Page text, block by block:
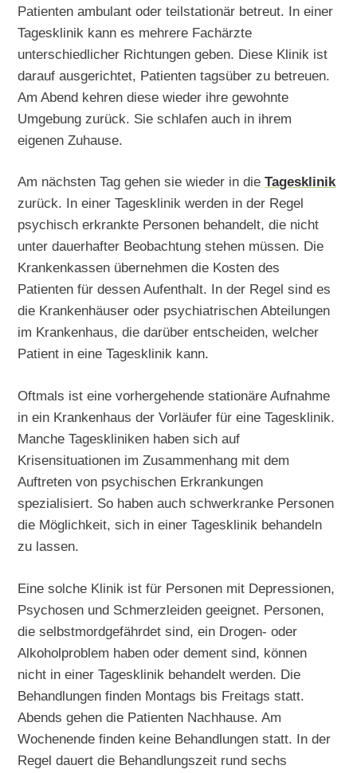
Patienten ambulant oder teilstationär betreut. In einer
Tagesklinik kann es mehrere Fachärzte
unterschiedlicher Richtungen geben. Diese Klinik ist
darauf ausgerichtet, Patienten tagsüber zu betreuen.
Am Abend kehren diese wieder ihre gewohnte
Umgebung zurück. Sie schlafen auch in ihrem
eigenen Zuhause.
Am nächsten Tag gehen sie wieder in dieTagesklinik
zurück. In einer Tagesklinik werden in der Regel
psychisch erkrankte Personen behandelt, die nicht
unter dauerhafter Beobachtung stehen müssen. Die
Krankenkassen übernehmen die Kosten des
Patienten für dessen Aufenthalt. In der Regel sind es
die Krankenhäuser oder psychiatrischen Abteilungen
im Krankenhaus, die darüber entscheiden, welcher
Patient in eine Tagesklinik kann.
Oftmals ist eine vorhergehende stationäre Aufnahme
in ein Krankenhaus der Vorläufer für eine Tagesklinik.
Manche Tageskliniken haben sich auf
Krisensituationen im Zusammenhang mit dem
Auftreten von psychischen Erkrankungen
spezialisiert. So haben auch schwerkranke Personen
die Möglichkeit, sich in einer Tagesklinik behandeln
zu lassen.
Eine solche Klinik ist für Personen mit Depressionen,
Psychosen und Schmerzleiden geeignet. Personen,
die selbstmordgefährdet sind, ein Drogen- oder
Alkoholproblem haben oder dement sind, können
nicht in einer Tagesklinik behandelt werden. Die
Behandlungen finden Montags bis Freitags statt.
Abends gehen die Patienten Nachhause. Am
Wochenende finden keine Behandlungen statt. In der
Regel dauert die Behandlungszeit rund sechs